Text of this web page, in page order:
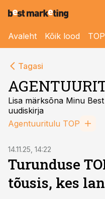
Avaleht Kõik lood
Tagasi
Lisa märksõna Minu
uudiskirja
Agentuuritulu TOP
14.11.25, 14:22
Turunduse
tõusis, kes